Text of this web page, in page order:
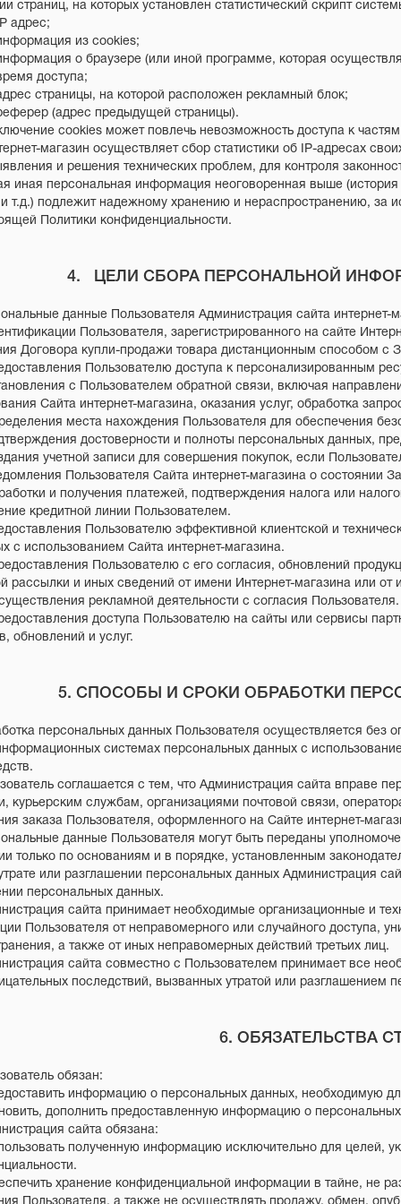
страниц, на которых установлен статистический скрипт
из cookies;
о браузере (или иной программе, которая
доступа;
на которой расположен рекламный блок;
(адрес предыдущей страницы).
cookies может повлечь невозможность доступа к
магазин осуществляет сбор статистики об IP-адресах
и решения технических проблем, для контроля
иная персональная информация неоговоренная выше
т.д.) подлежит надежному хранению и нераспространению, за
Политики конфиденциальности.
4. ЦЕЛИ СБОРА ПЕРСОНАЛЬНОЙ
данные Пользователя Администрация сайта интернет-
Пользователя, зарегистрированного на сайте
Договора купли-продажи товара дистанционным способом с
Пользователю доступа к персонализированным
с Пользователем обратной связи, включая
Сайта интернет-магазина, оказания услуг, обработка
места нахождения Пользователя для обеспечения
достоверности и полноты персональных данных,
учетной записи для совершения покупок, если
Пользователя Сайта интернет-магазина о состоянии
и получения платежей, подтверждения налога или
кредитной линии Пользователем.
Пользователю эффективной клиентской и
с использованием Сайта интернет-магазина.
Пользователю с его согласия, обновлений
рассылки и иных сведений от имени Интернет-магазина или от
рекламной деятельности с согласия Пользователя.
доступа Пользователю на сайты или сервисы
обновлений и услуг.
5. СПОСОБЫ И СРОКИ ОБРАБОТКИ
персональных данных Пользователя осуществляется
системах персональных данных с
соглашается с тем, что Администрация сайта вправе
курьерским службам, организациями почтовой связи,
заказа Пользователя, оформленного на Сайте интернет-
данные Пользователя могут быть переданы
только по основаниям и в порядке, установленным
или разглашении персональных данных Администрация
персональных данных.
сайта принимает необходимые организационные и
Пользователя от неправомерного или случайного доступа,
а также от иных неправомерных действий третьих лиц.
сайта совместно с Пользователем принимает все
последствий, вызванных утратой или разглашением
6. ОБЯЗАТЕЛЬСТВА
обязан:
информацию о персональных данных, необходимую
дополнить предоставленную информацию о
сайта обязана:
полученную информацию исключительно для целей,
хранение конфиденциальной информации в тайне, не